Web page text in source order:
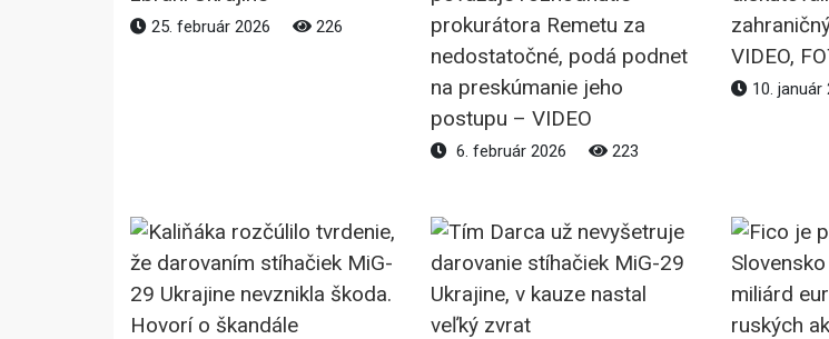
25. február 2026 226
prokurátora Remetu za
nedostatočné, podá podnet
na preskúmanie jeho
postupu – VIDEO
6. február 2026 223
VIDEO,
10. január